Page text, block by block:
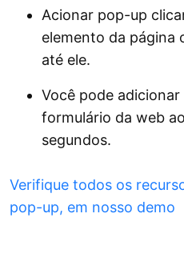
Acionar pop-up
elemento da página
até ele.
Você pode
formulário da web
segundos.
Verifique todos os
pop-up, em nosso demo